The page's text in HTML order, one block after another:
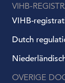
VIHB-
VIHB-
Dutch
OVERIGE